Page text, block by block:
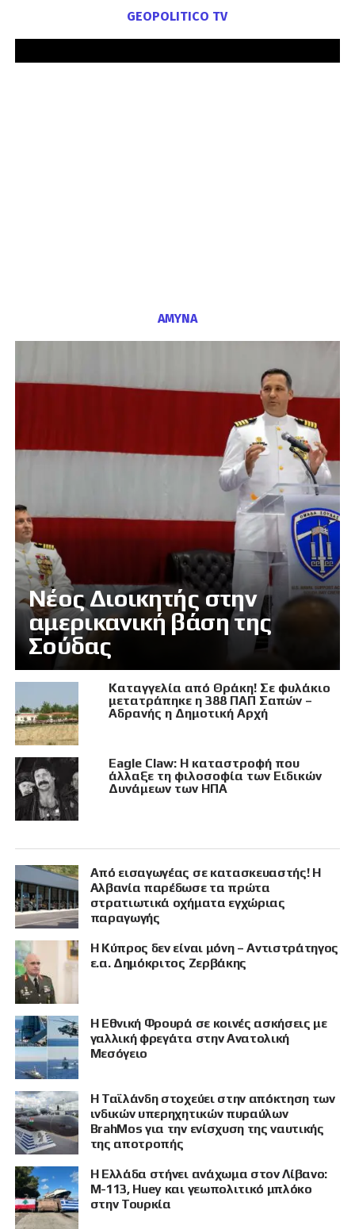
GEOPOLITICO TV
ΑΜΥΝΑ
Νέος Διοικητής στην
αμερικανική βάση της
Σούδας
Καταγγελία από Θράκη! Σε φυλάκιο
μετατράπηκε η 388 ΠΑΠ Σαπών –
Αδρανής η Δημοτική Αρχή
Eagle Claw: Η καταστροφή που
άλλαξε τη φιλοσοφία των Ειδικών
Δυνάμεων των ΗΠΑ
Από εισαγωγέας σε κατασκευαστής! Η
Αλβανία παρέδωσε τα πρώτα
στρατιωτικά οχήματα εγχώριας
παραγωγής
Η Κύπρος δεν είναι μόνη – Αντιστράτηγος
ε.α. Δημόκριτος Ζερβάκης
Η Εθνική Φρουρά σε κοινές ασκήσεις με
γαλλική φρεγάτα στην Ανατολική
Μεσόγειο
Η Ταϊλάνδη στοχεύει στην απόκτηση των
ινδικών υπερηχητικών πυραύλων
BrahMos για την ενίσχυση της ναυτικής
της αποτροπής
Η Ελλάδα στήνει ανάχωμα στον Λίβανο:
M-113, Huey και γεωπολιτικό μπλόκο
στην Τουρκία